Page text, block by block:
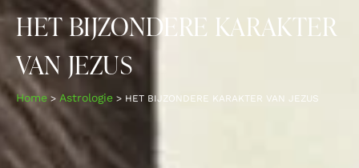
HET BIJZONDERE KARAKTER
VAN JEZUS
Home > Astrologie > HET BIJZONDERE KARAKTER VAN JEZUS